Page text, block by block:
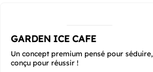
GARDEN ICE CAFE
Un concept premium pensé pour séduire,
conçu pour réussir !